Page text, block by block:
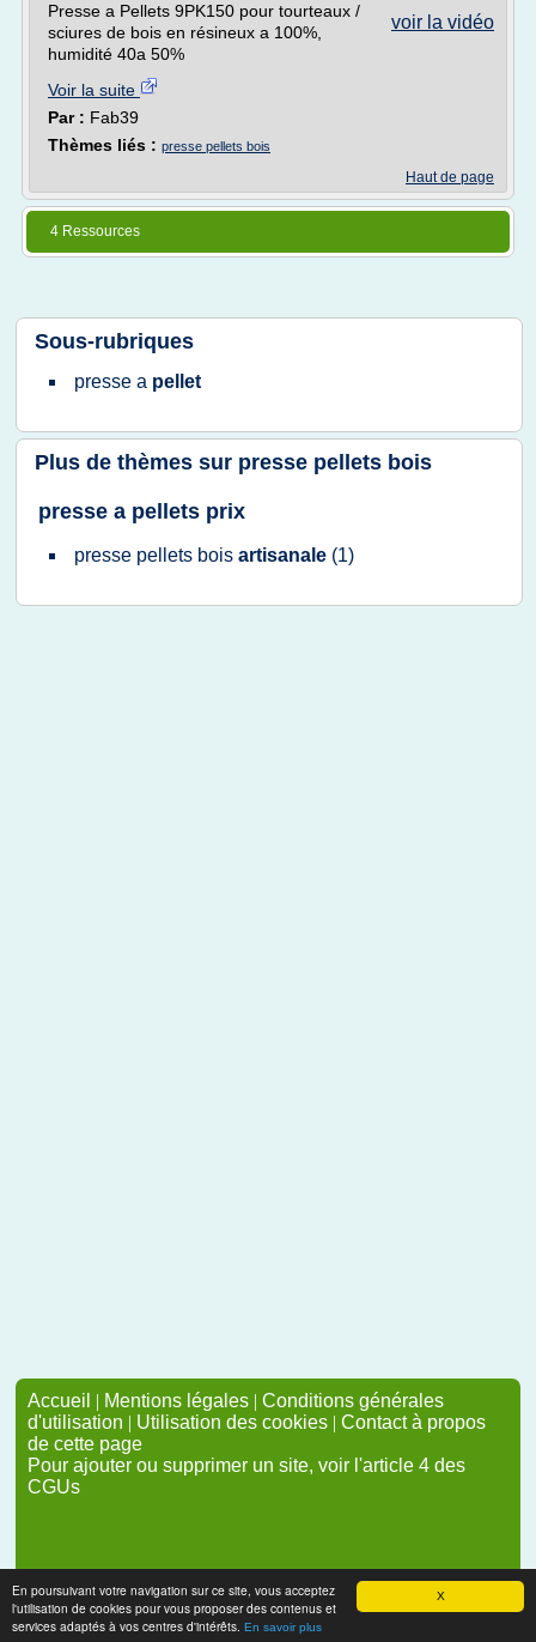
X
En poursuivant votre navigation sur ce site, vous acceptez
l'utilisation de cookies pour vous proposer des contenus et
services adaptés à vos centres d'intérêts. En savoir plus
voir la vidéo
Presse a Pellets 9PK150 pour tourteaux /
sciures de bois en résineux a 100%,
humidité 40a 50%
Voir la suite
Par : Fab39
Thèmes liés : presse pellets bois
Haut de page
4 Ressources
Sous-rubriques
presse a pellet
Plus de thèmes sur presse pellets bois
presse a pellets prix
presse pellets bois artisanale (1)
Accueil | Mentions légales | Conditions générales
d'utilisation | Utilisation des cookies | Contact à propos
de cette page
Pour ajouter ou supprimer un site, voir l'article 4 des
CGUs